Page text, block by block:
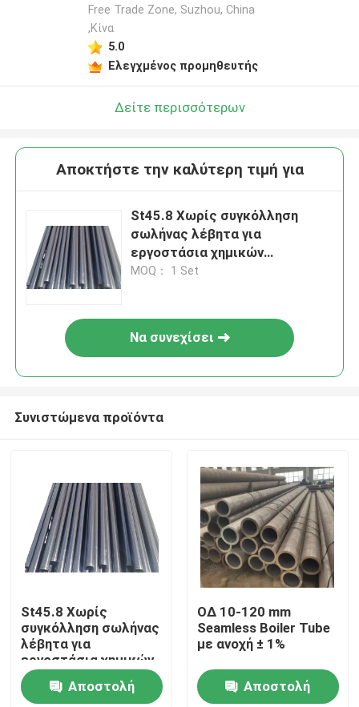
Προϊόντα
Σχετικά με εμάς
Free Trade Zone, Suzhou, China
,Κίνα
5.0
Ελεγχμένος προμηθευτής
Δείτε περισσότερων
Αποκτήστε την καλύτερη τιμή για
St45.8 Χωρίς συγκόλληση
σωλήνας λέβητα για
εργοστάσια χημικών
λιπασμάτων
MOQ： 1 Set
Να συνεχίσει
Συνιστώμενα προϊόντα
St45.8 Χωρίς
συγκόλληση σωλήνας
λέβητα για
εργοστάσια χημικών
λιπασμάτων
Αποστολή
ΟΔ 10-120 mm
Seamless Boiler Tube
με ανοχή ± 1%
Αποστολή